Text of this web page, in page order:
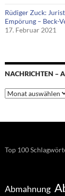
Rüdiger Zuck:
Empörung – Beck-
17. Februar 2021
NACHRICHTEN –
Nachrichten
–
Top 100
Abmahnung